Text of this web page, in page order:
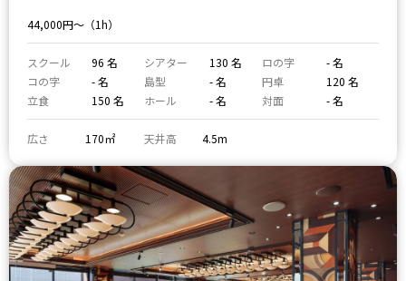
44,000円〜（1h）
スクール 96 名 シアター 130 名 ロの字
- 名
コの字
- 名 島型 - 名 円卓
120 名
立食
150 名 ホール - 名 対面 - 名
広さ 170㎡ 天井高 4.5m